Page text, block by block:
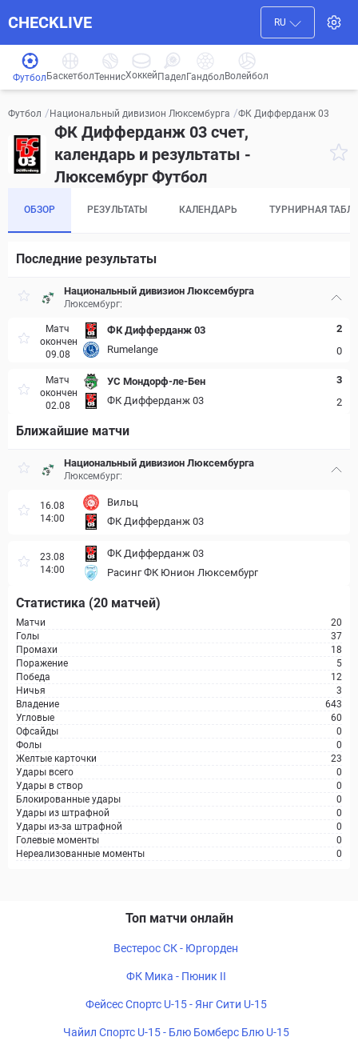
CHECKLIVE RU
Футбол БаскетболТеннисХоккей ПаделГандбол Волейбол
Футбол / Национальный дивизион Люксембурга /ФК Дифферданж 03
ФК Дифферданж 03 счет,
календарь и результаты -
Люксембург Футбол
ОБЗОР РЕЗУЛЬТАТЫ КАЛЕНДАРЬ ТУРНИРНАЯ
Последние результаты
Люксембург:
Национальный дивизион Люксембурга
Матч
окончен
09.08
ФК Дифферданж 03
Rumelange
2
0
Матч
окончен
02.08
УС Мондорф-ле-Бен
ФК Дифферданж 03
3
2
Ближайшие матчи
Люксембург:
Национальный дивизион Люксембурга
16.08
14:00
Вильц
ФК Дифферданж 03
23.08
14:00
ФК Дифферданж 03
Расинг ФК Юнион Люксембург
Статистика (20 матчей)
Матчи
20
Голы
37
Промахи
18
Поражение
5
Победа
12
Ничья
3
Владение
643
Угловые
60
Офсайды
0
Фолы
0
Желтые карточки
23
Удары всего
0
Удары в створ
0
Блокированные удары
0
Удары из штрафной
0
Удары из-за штрафной
0
Голевые моменты
0
Нереализованные моменты
0
Топ матчи онлайн
Вестерос СК - Юргорден
ФК Мика - Пюник II
Фейсес Спортс U-15 - Янг Сити U-15
Чайил Спортс U-15 - Блю Бомберс Блю U-15